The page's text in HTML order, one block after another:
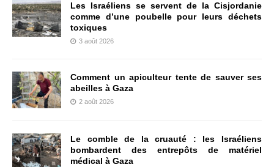
Les Israéliens se servent de la Cisjordanie
comme d’une poubelle pour leurs déchets
toxiques
3 août 2026
Comment un apiculteur tente de sauver ses
abeilles à Gaza
2 août 2026
Le comble de la cruauté : les Israéliens
bombardent des entrepôts de matériel
médical à Gaza